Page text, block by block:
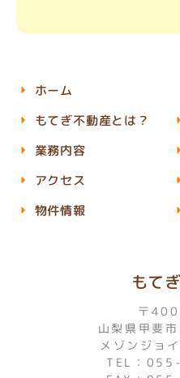
もて
〒
山梨県甲斐
メゾンジョ
TEL：
ホーム
もてぎ不動産とは？
業務内容
アクセス
物件情報